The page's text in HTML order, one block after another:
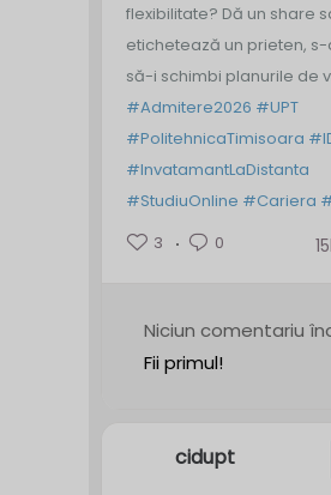
flexibilitate? Dă un share
etichetează un prieten,
să-i schimbi planurile de
#Admitere2026 #UPT
#PolitehnicaTimisoara
#InvatamantLaDistanta
#StudiuOnline #Cariera
3
0
Niciun comentariu
Fii primul!
cidupt